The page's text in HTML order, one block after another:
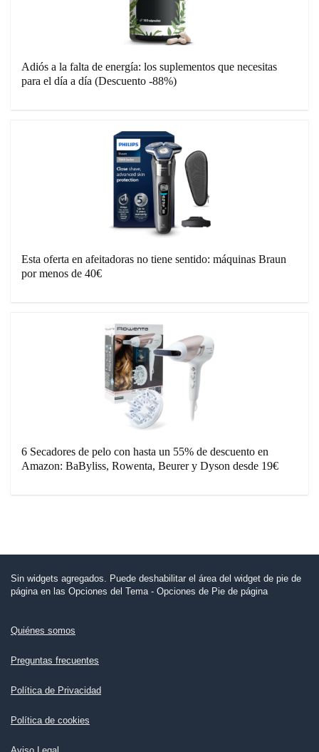
Adiós a la falta de energía: los suplementos que necesitas
para el día a día (Descuento -88%)
Esta oferta en afeitadoras no tiene sentido: máquinas Braun
por menos de 40€
6 Secadores de pelo con hasta un 55% de descuento en
Amazon: BaByliss, Rowenta, Beurer y Dyson desde 19€
Sin widgets agregados. Puede deshabilitar el área del widget de pie de
página en las Opciones del Tema - Opciones de Pie de página
Quiénes somos
Preguntas frecuentes
Política de Privacidad
Política de cookies